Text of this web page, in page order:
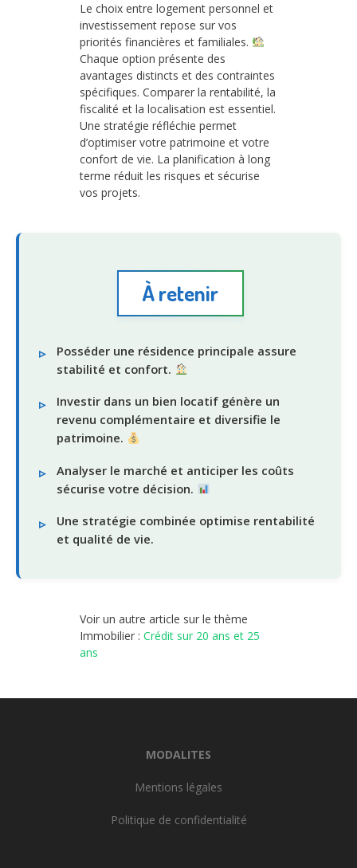
Le choix entre logement personnel et
investissement repose sur vos
priorités financières et familiales.
Chaque option présente des
avantages distincts et des contraintes
spécifiques. Comparer la rentabilité, la
fiscalité et la localisation est essentiel.
Une stratégie réfléchie permet
d’optimiser votre patrimoine et votre
confort de vie. La planification à long
terme réduit les risques et sécurise
vos projets.
À retenir
Posséder une résidence principale assure
stabilité et confort.
Investir dans un bien locatif génère un
revenu complémentaire et diversifie le
patrimoine.
Analyser le marché et anticiper les coûts
sécurise votre décision.
Une stratégie combinée optimise rentabilité
et qualité de vie.
Voir un autre article sur le thème
Immobilier : Crédit sur 20 ans et 25
ans
MODALITES
Mentions légales
Politique de confidentialité